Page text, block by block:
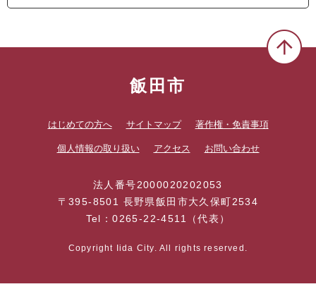
飯田市
はじめての方へ サイトマップ 著作権・免責事項
個人情報の取り扱い アクセス お問い合わせ
法人番号2000020202053
〒395-8501 長野県飯田市大久保町2534
Tel：0265-22-4511（代表）
Copyright Iida City. All rights reserved.